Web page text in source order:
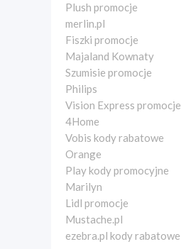
Plush promocje
merlin.pl
Fiszki promocje
Majaland Kownaty
Szumisie promocje
Philips
Vision Express promocje
4Home
Vobis kody rabatowe
Orange
Play kody promocyjne
Marilyn
Lidl promocje
Mustache.pl
ezebra.pl kody rabatowe